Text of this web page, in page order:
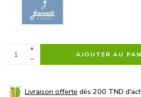
+
−
AJOUTER AU
Livraison offerte dès 200 TND